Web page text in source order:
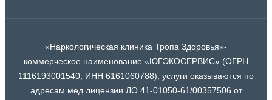
«Наркологическая клиника Тропа Здоровья»-
коммерческое наименование «ЮГЭКОСЕРВИС» (ОГРН
1116193001540; ИНН 6161060788), услуги оказываются по
адресам мед лицензии ЛО 41-01050-61/00357506 от